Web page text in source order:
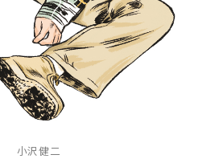
小沢健二